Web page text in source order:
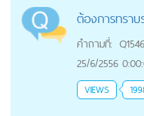
ต้องการทราบ
คำถามที่:
25/6/2556
VIEWS